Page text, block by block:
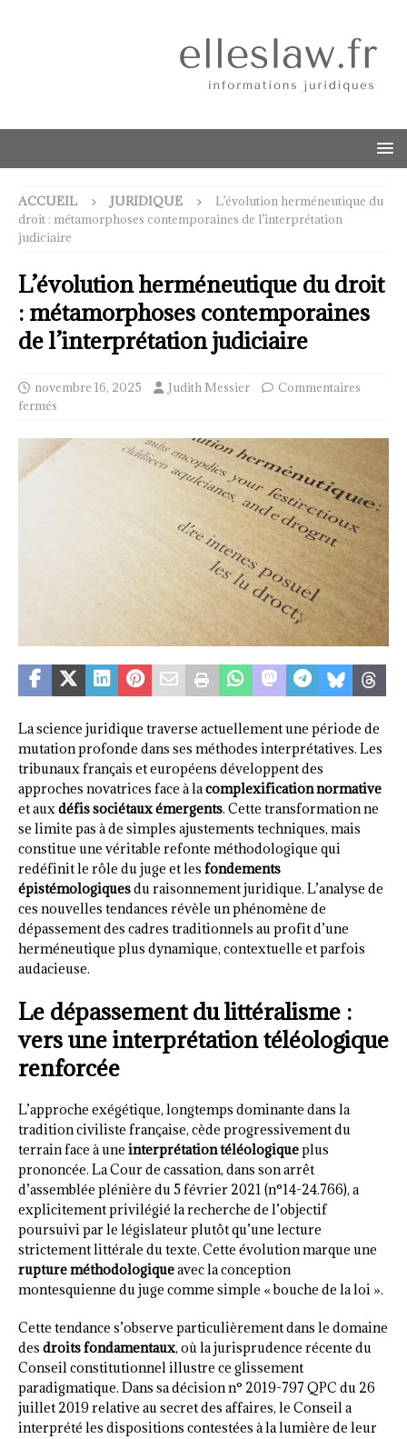
ACCUEIL JURIDIQUE
L’évolution herméneutique du
droit : métamorphoses contemporaines de l’interprétation
judiciaire
L’évolution herméneutique du droit
: métamorphoses contemporaines
de l’interprétation judiciaire
novembre 16, 2025 Judith Messier
Commentaires
fermés
La science juridique traverse actuellement une période de
mutation profonde dans ses méthodes interprétatives. Les
tribunaux français et européens développent des
approches novatrices face à lacomplexification normative
et auxdéfis sociétaux émergents. Cette transformation ne
se limite pas à de simples ajustements techniques, mais
constitue une véritable refonte méthodologique qui
redéfinit le rôle du juge et les fondements
épistémologiquesdu raisonnement juridique. L’analyse de
ces nouvelles tendances révèle un phénomène de
dépassement des cadres traditionnels au profit d’une
herméneutique plus dynamique, contextuelle et parfois
audacieuse.
Le dépassement du littéralisme :
vers une interprétation téléologique
renforcée
L’approche exégétique, longtemps dominante dans la
tradition civiliste française, cède progressivement du
terrain face à une interprétation téléologiqueplus
prononcée. La Cour de cassation, dans son arrêt
d’assemblée plénière du 5 février 2021 (n°14-24.766), a
explicitement privilégié la recherche de l’objectif
poursuivi par le législateur plutôt qu’une lecture
strictement littérale du texte. Cette évolution marque une
rupture méthodologiqueavec la conception
montesquienne du juge comme simple « bouche de la loi ».
Cette tendance s’observe particulièrement dans le domaine
des droits fondamentaux, où la jurisprudence récente du
Conseil constitutionnel illustre ce glissement
paradigmatique. Dans sa décision n° 2019-797 QPC du 26
juillet 2019 relative au secret des affaires, le Conseil a
interprété les dispositions contestées à la lumière de leur